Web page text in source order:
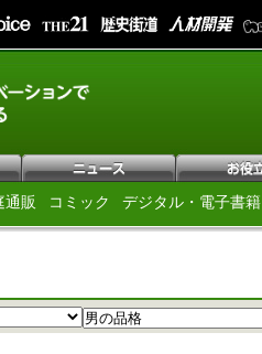
通販 コミック デジタル・電子書籍